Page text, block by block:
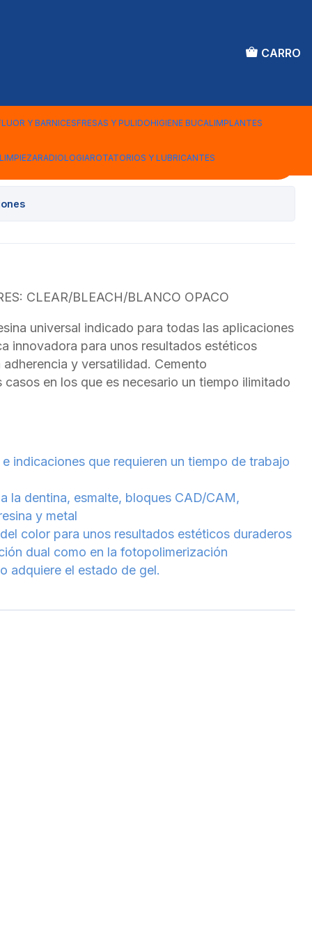
CARRO
Y BARNICESFRESAS Y PULIDOHIGIENE BUCALIMPLANTES
RADIOLOGIAROTATORIOS Y LUBRICANTES
Agregar al Carro
CLEAR/BLEACH/BLANCO OPACO
universal indicado para todas las aplicaciones
innovadora para unos resultados estéticos
y versatilidad. Cemento
en los que es necesario un tiempo ilimitado
indicaciones que requieren un tiempo de trabajo
la dentina, esmalte, bloques CAD/CAM,
y metal
color para unos resultados estéticos duraderos
dual como en la fotopolimerización
adquiere el estado de gel.